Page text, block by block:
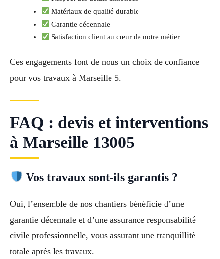
Matériaux de qualité durable
Garantie décennale
Satisfaction client au cœur de notre métier
Ces engagements font de nous un choix de confiance
pour vos travaux à Marseille 5.
FAQ : devis et interventions
à Marseille 13005
Vos travaux sont-ils garantis ?
Oui, l’ensemble de nos chantiers bénéficie d’une
garantie décennale et d’une assurance responsabilité
civile professionnelle, vous assurant une tranquillité
totale après les travaux.